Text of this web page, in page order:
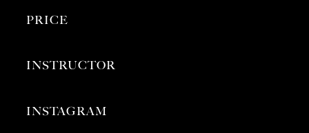
PRICE
INSTRUCTOR
INSTAGRAM